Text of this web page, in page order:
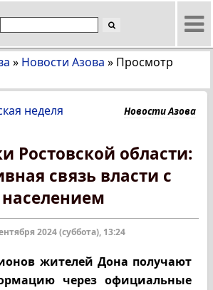
» Новости Азова » Просмотр
неделя Новости Азова
Ростовской области:
связь власти с
населением
2024 (суббота), 13:24
жителей Дона получают
через официальные